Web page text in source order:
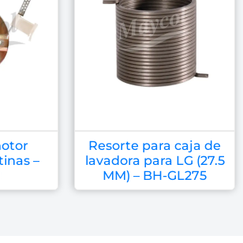
–
Resorte para caja de
lavadora para LG (27.5
MM) – BH-GL275